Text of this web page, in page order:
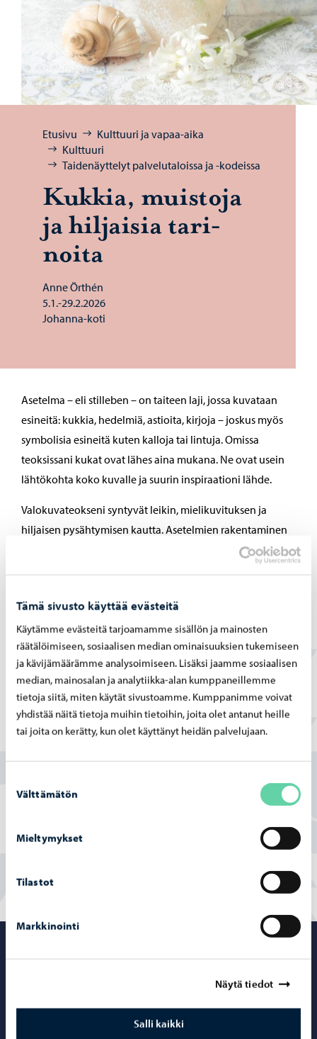
Tämä sivusto käyttää evästeitä
Käytämme evästeitä tarjoamamme sisällön ja mainosten
räätälöimiseen, sosiaalisen median ominaisuuksien tukemiseen
ja kävijämäärämme analysoimiseen. Lisäksi jaamme sosiaalisen
median, mainosalan ja analytiikka-alan kumppaneillemme
tietoja siitä, miten käytät sivustoamme. Kumppanimme voivat
yhdistää näitä tietoja muihin tietoihin, joita olet antanut heille
tai joita on kerätty, kun olet käyttänyt heidän palvelujaan.
valinta
Välttämätön
Mieltymykset
Tilastot
Markkinointi
Näytä tiedot
Salli kaikki
Selaa:
Etusivu
Kulttuuri ja vapaa-aika
Kulttuuri
Taidenäyttelyt palvelutaloissa ja -kodeissa
Kuk­kia, muis­to­ja
ja hil­jai­sia ta­ri­
noi­ta
Anne Örthén
5.1.-29.2.2026
Johanna-koti
Asetelma – eli stilleben – on taiteen laji, jossa kuvataan
esineitä: kukkia, hedelmiä, astioita, kirjoja – joskus myös
symbolisia esineitä kuten kalloja tai lintuja. Omissa
teoksissani kukat ovat lähes aina mukana. Ne ovat usein
lähtökohta koko kuvalle ja suurin inspiraationi lähde.
Valokuvateokseni syntyvät leikin, mielikuvituksen ja
hiljaisen pysähtymisen kautta. Asetelmien rakentaminen
on ollut minulle hetki, jolloin voin päästää irti arjesta ja
Haluan valokuvillani välittää tunnelmia ja tunnetiloja.
Kukkien hauraus, esineiden patina ja sävyjen hiljainen
harmonia kuljettavat katsojaa menneisiin maailmoihin,
ehkä unohdettuihin. Teoksissani viipyilee tunne jostakin
kadotetusta, arvoituksellisesta – kuin vanha valokuva,
jonka tarina jää arvailujen varaan. Minua inspiroivat
kauniit vanhat esineet, ajan kuluttamat muodot, valon
leikki ja kukkien ainutlaatuinen kauneus.
–Anne Örthén